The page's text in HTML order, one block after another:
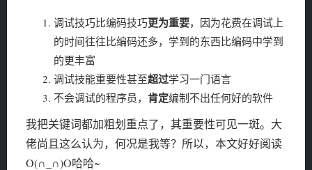
调试技巧比编码技巧更为重要，因为花费在调试上
的时间往往比编码还多，学到的东西比编码中学到
的更丰富
调试技能重要性甚⾄超过学习⼀门语⾔
不会调试的程序员， 肯定编制不出任何好的软件
我把关键词都加粗划重点了，其重要性可见一斑。大
佬尚且这么认为，何况是我等？所以，本文好好阅读
O(∩_∩)O哈哈~